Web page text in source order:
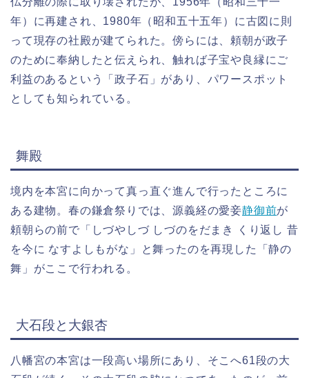
年）に再建され、1980年（昭和五十五年）に古図に則
って現存の社殿が建てられた。傍らには、頼朝が政子
のために奉納したと伝えられ、触れば子宝や良縁にご
利益のあるという「政子石」があり、パワースポット
としても知られている。
舞殿
境内を本宮に向かって真っ直ぐ進んで行ったところに
ある建物。春の鎌倉祭りでは、源義経の愛妾静御前が
頼朝らの前で「しづやしづ しづのをだまき くり返し 昔
を今に なすよしもがな」と舞ったのを再現した「静の
舞」がここで行われる。
大石段と大銀杏
八幡宮の本宮は一段高い場所にあり、そこへ61段の大